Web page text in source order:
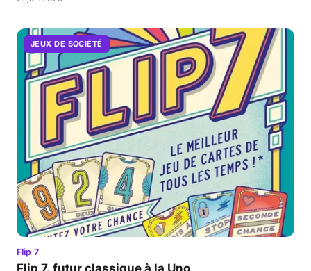
JEUX DE SOCIÉTÉ
Flip 7
Flip 7, futur classique à la Uno